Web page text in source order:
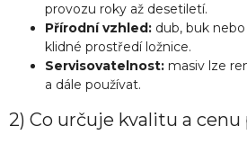
provozu roky až desetiletí.
Přírodní vzhled: dub, buk
klidné prostředí ložnice.
Servisovatelnost: masiv lze
a dále používat.
2) Co určuje kvalitu a